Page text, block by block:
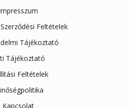
Feltételek
Tájékoztató
Tájékoztató
Feltételek
Kapcsolat